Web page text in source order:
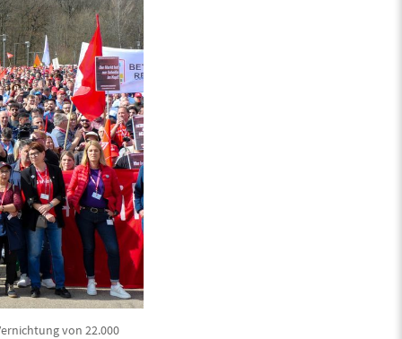
von 22.000